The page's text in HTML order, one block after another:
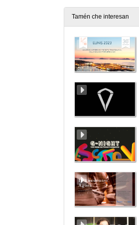
Tamén che interesan